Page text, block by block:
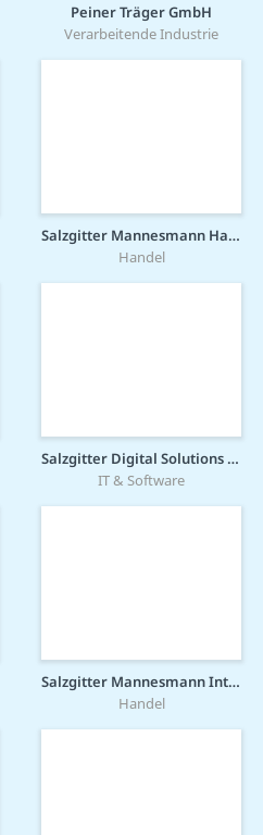
Peiner Träger GmbH
Verarbeitende Industrie
Salzgitter Mannesmann Handel GmbH
Handel
Salzgitter Digital Solutions GmbH
IT & Software
Salzgitter Mannesmann International GmbH
Handel